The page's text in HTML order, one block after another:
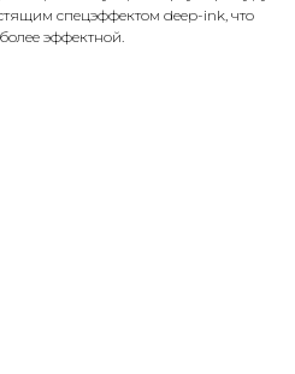
спецэффектом deep-ink, что
эффектной.